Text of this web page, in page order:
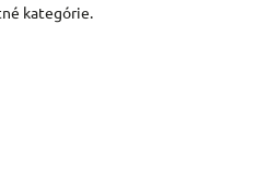
kategórie.